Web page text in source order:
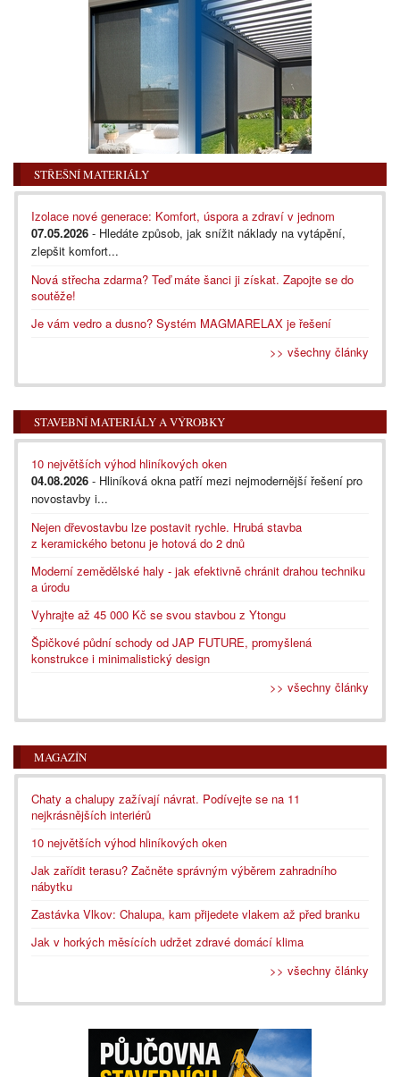
STŘEŠNÍ MATERIÁLY
Izolace nové generace: Komfort, úspora a zdraví v jednom
07.05.2026 - Hledáte způsob, jak snížit náklady na vytápění,
zlepšit komfort...
Nová střecha zdarma? Teď máte šanci ji získat. Zapojte se do
soutěže!
Je vám vedro a dusno? Systém MAGMARELAX je řešení
>> všechny články
STAVEBNÍ MATERIÁLY A VÝROBKY
10 největších výhod hliníkových oken
04.08.2026 - Hliníková okna patří mezi nejmodernější řešení pro
novostavby i...
Nejen dřevostavbu lze postavit rychle. Hrubá stavba
z keramického betonu je hotová do 2 dnů
Moderní zemědělské haly - jak efektivně chránit drahou techniku
a úrodu
Vyhrajte až 45 000 Kč se svou stavbou z Ytongu
Špičkové půdní schody od JAP FUTURE, promyšlená
konstrukce i minimalistický design
>> všechny články
MAGAZÍN
Chaty a chalupy zažívají návrat. Podívejte se na 11
nejkrásnějších interiérů
10 největších výhod hliníkových oken
Jak zařídit terasu? Začněte správným výběrem zahradního
nábytku
Zastávka Vlkov: Chalupa, kam přijedete vlakem až před branku
Jak v horkých měsících udržet zdravé domácí klima
>> všechny články